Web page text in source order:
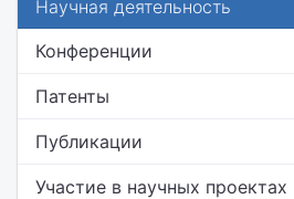
Научная деятельность
Конференции
Патенты
Публикации
Участие в научных проектах